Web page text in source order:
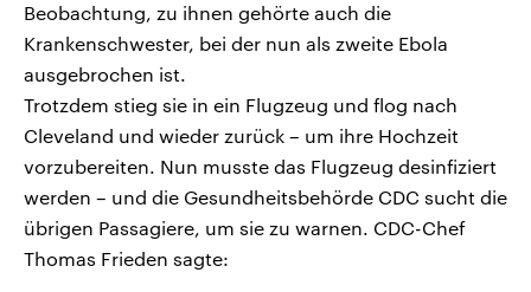
Beobachtung, zu ihnen gehörte auch die
Krankenschwester, bei der nun als zweite Ebola
ausgebrochen ist.
Trotzdem stieg sie in ein Flugzeug und flog nach
Cleveland und wieder zurück – um ihre Hochzeit
vorzubereiten. Nun musste das Flugzeug desinfiziert
werden – und die Gesundheitsbehörde CDC sucht die
übrigen Passagiere, um sie zu warnen. CDC-Chef
Thomas Frieden sagte: